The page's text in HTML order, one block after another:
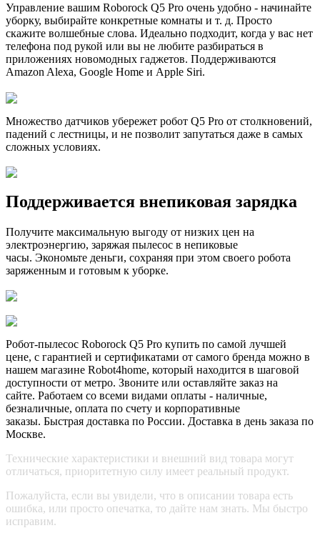
Управление вашим Roborock Q5 Pro очень удобно - начинайте
уборку, выбирайте конкретные комнаты и т. д. Просто
скажите волшебные слова. Идеально подходит, когда у вас нет
телефона под рукой или вы не любите разбираться в
приложениях новомодных гаджетов. Поддерживаются
Amazon Alexa, Google Home и Apple Siri.
Множество датчиков убережет робот Q5 Pro от столкновений,
падений с лестницы, и не позволит запутаться даже в самых
сложных условиях.
Поддерживается внепиковая зарядка
Получите максимальную выгоду от низких цен на
электроэнергию, заряжая пылесос в непиковые
часы. Экономьте деньги, сохраняя при этом своего робота
заряженным и готовым к уборке.
Робот-пылесос Roborock Q5 Pro купить по самой лучшей
цене, с гарантией и сертификатами от самого бренда можно в
нашем магазине Robot4home, который находится в шаговой
доступности от метро. Звоните или оставляйте заказ на
сайте. Работаем со всеми видами оплаты - наличные,
безналичные, оплата по счету и корпоративные
заказы. Быстрая доставка по России. Доставка в день заказа по
Москве.
Технические характеристики и внешний вид товара могут
отличаться, приоритетную силу имеет реальный продукт.
Пожалуйста, если вы увидели, что в описании товара есть
ошибка, или просто опечатка, то дайте нам знать. Мы быстро
исправим.